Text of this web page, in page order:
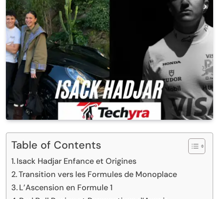
Table of Contents
Isack Hadjar Enfance et Origines
Transition vers les Formules de Monoplace
L’Ascension en Formule 1